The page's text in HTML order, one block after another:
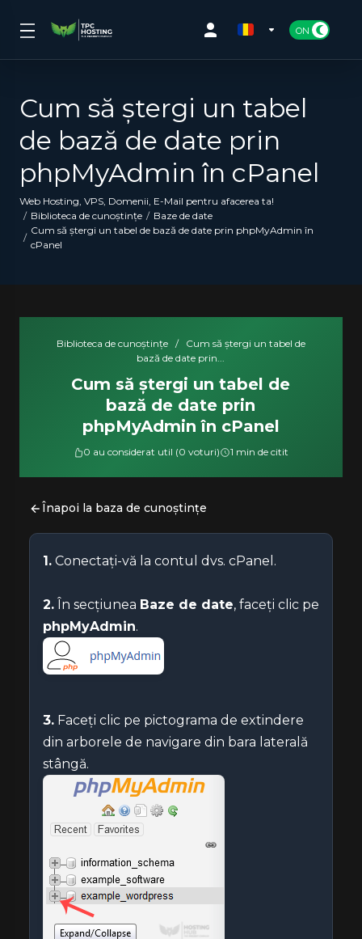
Cum să ștergi un tabel
de bază de date prin
phpMyAdmin în cPanel
Web Hosting, VPS, Domenii, E-Mail pentru afacerea ta!
Biblioteca de cunoștințe
Baze de date
Cum să ștergi un tabel de bază de date prin phpMyAdmin în
cPanel
Biblioteca de cunoștințe /
Cum să ștergi un tabel de
bază de date prin...
Cum să ștergi un tabel de
bază de date prin
phpMyAdmin în cPanel
0 au considerat util (0 voturi) 1 min de citit
Înapoi la baza de cunoștințe
1. Conectați-vă la contul dvs. cPanel.
2. În secțiunea Baze de date, faceți clic pe
phpMyAdmin.
3. Faceți clic pe pictograma de extindere
din arborele de navigare din bara laterală
stângă.